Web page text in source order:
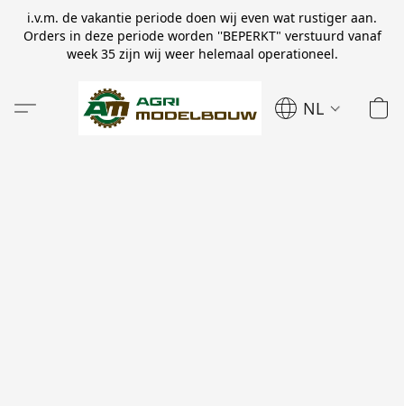
i.v.m. de vakantie periode doen wij even wat rustiger aan.
Orders in deze periode worden ''BEPERKT" verstuurd vanaf
week 35 zijn wij weer helemaal operationeel.
NL